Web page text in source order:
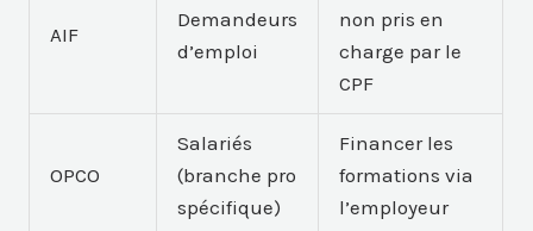
AIF
Demandeurs
d’emploi
non pris en
charge par le
CPF
OPCO
Salariés
(branche pro
spécifique)
Financer les
formations via
l’employeur